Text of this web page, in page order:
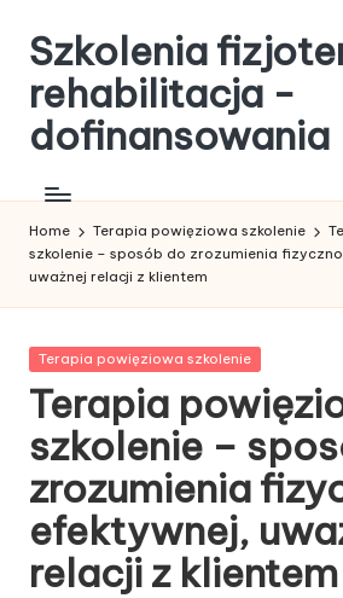
Skip
content
Szkolenia
rehabilitacja -
dofinansowania
Home Terapia powięziowa szkolenie
szkolenie – sposób do zrozumienia
uważnej relacji z klientem
Posted
Terapia powięziowa szkolenie
Terapia
szkolenie –
zrozumienia
efektywnej,
relacji z klientem